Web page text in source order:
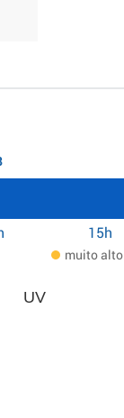
15h
muito alto
UV